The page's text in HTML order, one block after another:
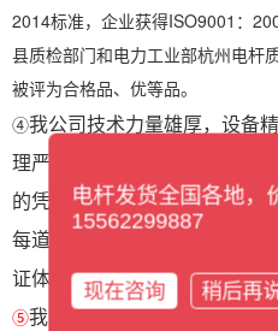
2014标准，企业获得ISO9001：
县质检部门和电力工业部杭州电杆
被评为合格品、优等品。
④我公司技术力量雄厚，设备
理严格制定的企业基础管理工
的凭经验配料，逐步完善计划
每道工序都有专业人员负责质
证体系。
⑤我公司在生产过程中，实际
电杆发货全国各地，
15562299887
现在咨询 稍后再